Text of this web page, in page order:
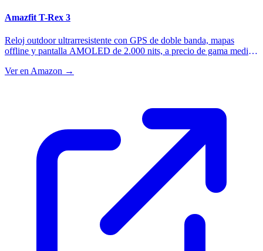
Amazfit T-Rex 3
Reloj outdoor ultrarresistente con GPS de doble banda, mapas
offline y pantalla AMOLED de 2.000 nits, a precio de gama media.
Norma militar, resistencia al agua de 100 m y música a bordo.
Ver en Amazon →